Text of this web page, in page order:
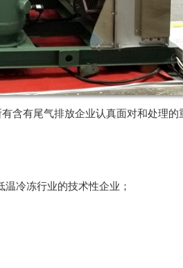
含有尾气排放企业认真面对和处理的
冷冻行业的技术性企业；